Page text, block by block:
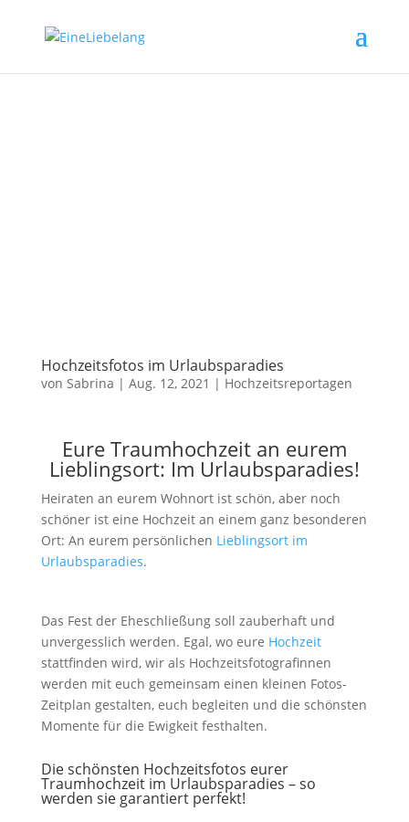
Hochzeitsfotos im Urlaubsparadies
von Sabrina | Aug. 12, 2021 | Hochzeitsreportagen
Eure Traumhochzeit an eurem
Lieblingsort: Im Urlaubsparadies!
Heiraten an eurem Wohnort ist schön, aber noch
schöner ist eine Hochzeit an einem ganz besonderen
Ort: An eurem persönlichen Lieblingsort im
Urlaubsparadies.
Das Fest der Eheschließung soll zauberhaft und
unvergesslich werden. Egal, wo eure Hochzeit
stattfinden wird, wir als Hochzeitsfotografinnen
werden mit euch gemeinsam einen kleinen Fotos-
Zeitplan gestalten, euch begleiten und die schönsten
Momente für die Ewigkeit festhalten.
Die schönsten Hochzeitsfotos eurer
Traumhochzeit im Urlaubsparadies – so
werden sie garantiert perfekt!